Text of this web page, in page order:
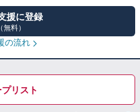
援に登録
（無料）
の流れ
リスト